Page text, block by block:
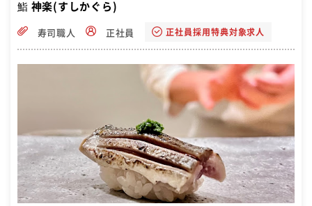
鮨 神楽(すしかぐら)
寿司職人 正社員 正社員採用特典対象求人